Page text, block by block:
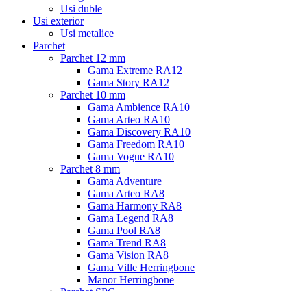
Usi duble
Usi exterior
Usi metalice
Parchet
Parchet 12 mm
Gama Extreme RA12
Gama Story RA12
Parchet 10 mm
Gama Ambience RA10
Gama Arteo RA10
Gama Discovery RA10
Gama Freedom RA10
Gama Vogue RA10
Parchet 8 mm
Gama Adventure
Gama Arteo RA8
Gama Harmony RA8
Gama Legend RA8
Gama Pool RA8
Gama Trend RA8
Gama Vision RA8
Gama Ville Herringbone
Manor Herringbone